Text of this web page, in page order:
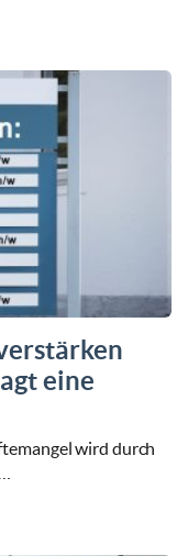
eine
wird durch